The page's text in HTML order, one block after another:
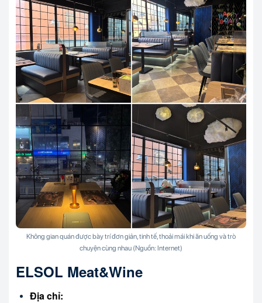
Không gian quán được bày trí đơn giản, tinh tế, thoải mái khi ăn uống và trò
chuyện cùng nhau (Nguồn: Internet)
ELSOL Meat&Wine
Địa chỉ: